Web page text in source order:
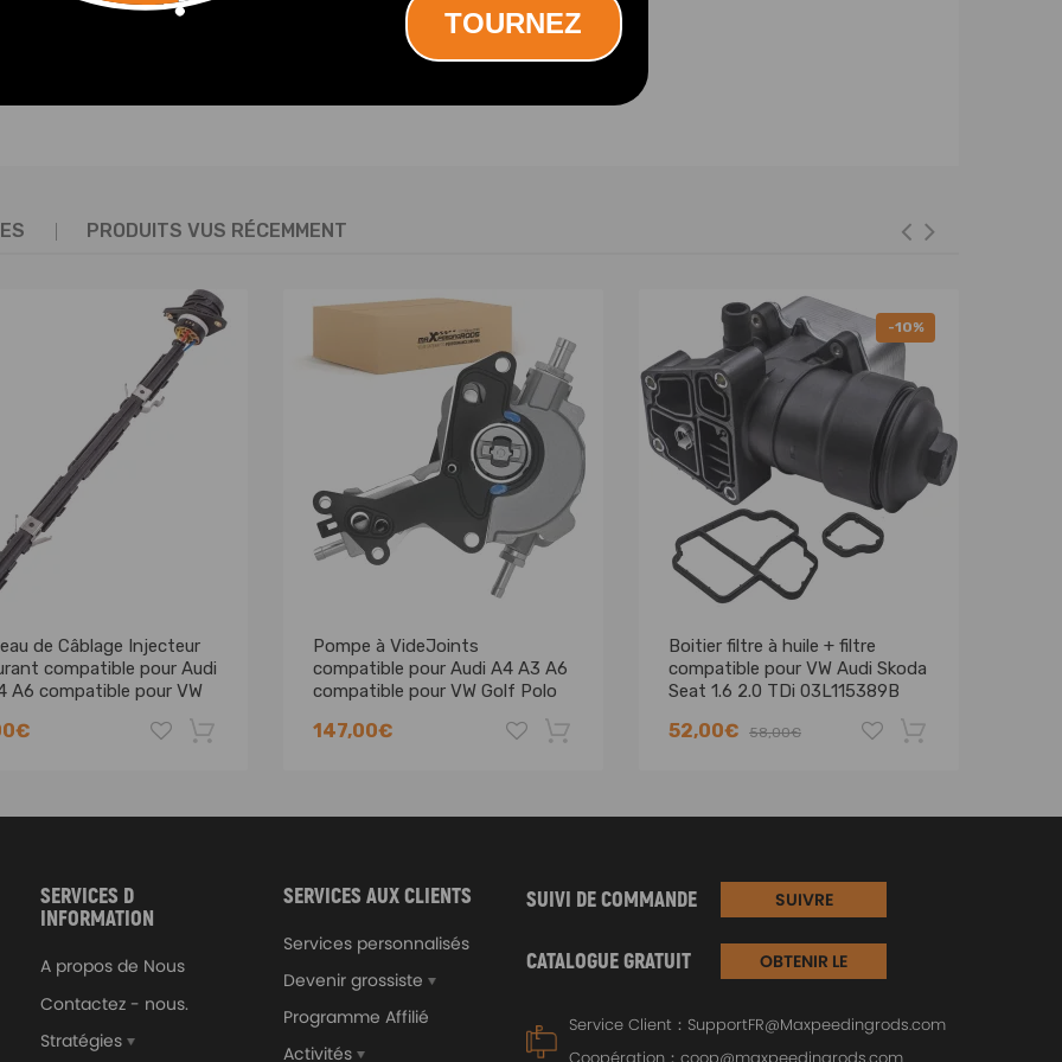
droit)
choc/jambe
de fatigue plus de 5 million de fois
PRODUITS VUS RÉCEMMENT
de Câblage Injecteur
compatible pour Audi
A6 compatible pour VW
Pompe à VideJoints
compatible pour Audi A4 A3 A6
compatible pour VW Golf Polo
compatible pour Seat Leon 1.4
1.9 2.0 TDI
147,00€
-10%
Boitier filtre à huile + filtre
compatible pour VW Audi Skoda
Seat 1.6 2.0 TDi 03L115389B
52,00€ 58,00€
-8%
SERVICES D
INFORMATION
A propos de Nous
Contactez - nous.
Stratégies
SERVICES AUX CLIENTS
Services personnalisés
Devenir grossiste
Programme Affilié
Activités
SUIVI DE COMMANDE SUIVRE
CATALOGUE GRATUIT
OBTENIR LE
Service Client： SupportFR@Maxpeedingrods.com
TOURNEZ